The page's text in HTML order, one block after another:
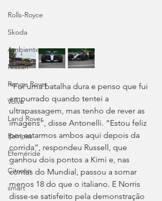
Rolls-Royce
Skoda
Ambiente
Nissan
Range Rover
Volvo
Land Rover
Rampas
Efeméride
Citroën
smart
“Foi uma batalha dura e penso que fui
empurrado quando tentei a
ultrapassagem, mas tenho de rever as
imagens”, disse Antonelli. “Estou feliz
por estarmos ambos aqui depois da
corrida”, respondeu Russell, que
ganhou dois pontos a Kimi e, nas
contas do Mundial, passou a somar
menos 18 do que o italiano. E Norris
disse-se satisfeito pela demonstração